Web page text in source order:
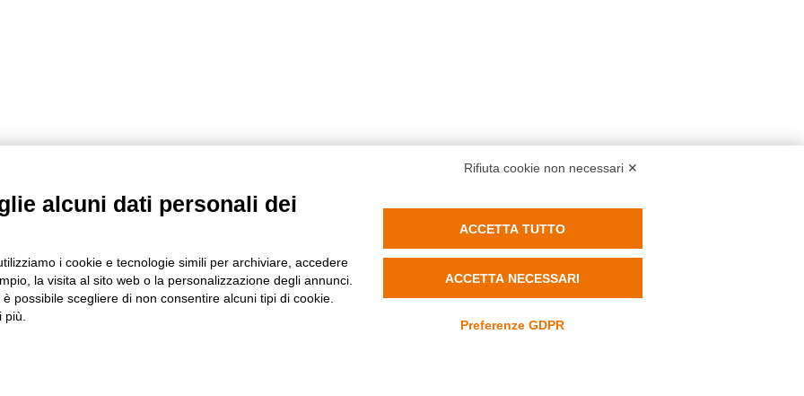
Rifiuta cookie non necessari ✕
alcuni dati personali dei
i cookie e tecnologie simili per archiviare, accedere
la visita al sito web o la personalizzazione degli annunci.
possibile scegliere di non consentire alcuni tipi di cookie.
ACCETTA TUTTO
ACCETTA NECESSARI
Preferenze GDPR